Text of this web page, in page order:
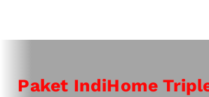
Paket IndiHome